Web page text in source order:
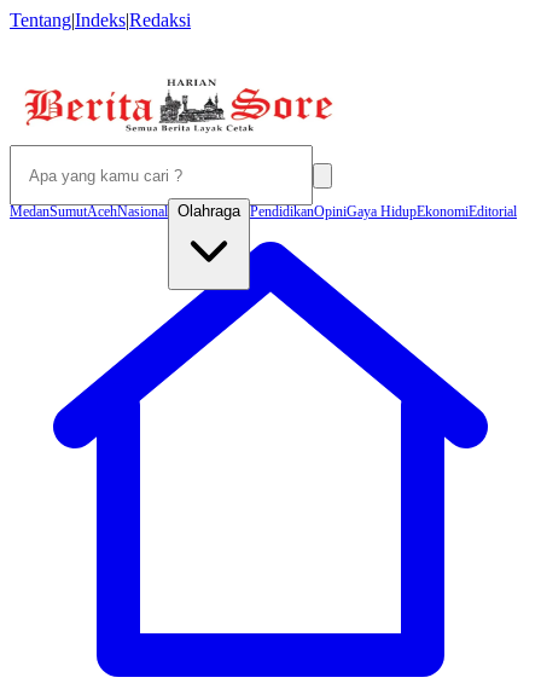
Tentang|Indeks|Redaksi
MedanSumutAcehNasional Olahraga PendidikanOpiniGaya HidupEkonomiEditorial